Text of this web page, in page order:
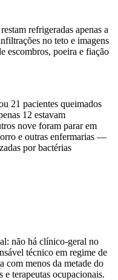
refrigeradas apenas a
no teto e imagens
escombros, poeira e fiação
21 pacientes queimados
12 estavam
nove foram parar em
e outras enfermarias —
por bactérias
não há clínico-geral no
técnico em regime de
com menos da metade do
e terapeutas ocupacionais.